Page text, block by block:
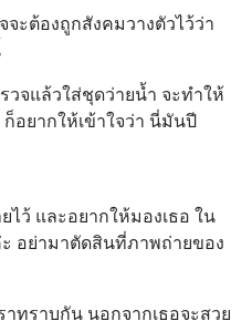
จะต้องถูกสังคมวางตัวไว้ว่า
วจแล้วใส่ชุดว่ายน้ำ จะทำให้
อยากให้เข้าใจว่า นี่มันปี
ไว้ และอยากให้มองเธอ ใน
อย่ามาตัดสินที่ภาพถ่ายของ
ทราบกัน นอกจากเธอจะสวย